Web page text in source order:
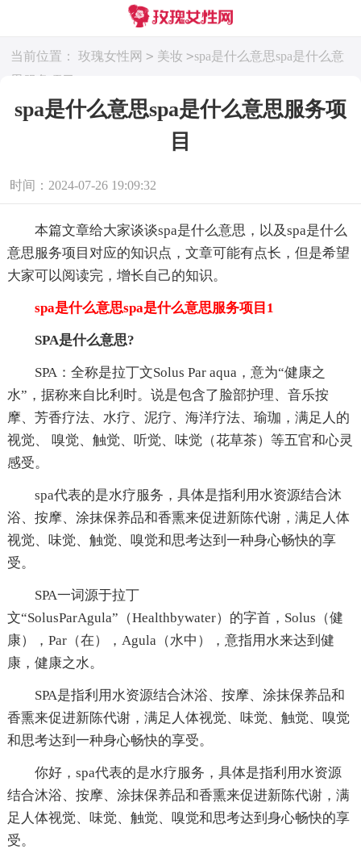
当前位置： 玫瑰女性网 > 美妆 >spa是什么意思spa是什么意
思服务项目
spa是什么意思spa是什么意思服务项
目
时间：2024-07-26 19:09:32
本篇文章给大家谈谈spa是什么意思，以及spa是什么
意思服务项目对应的知识点，文章可能有点长，但是希望
大家可以阅读完，增长自己的知识。
spa是什么意思spa是什么意思服务项目1
SPA是什么意思?
SPA：全称是拉丁文Solus Par aqua，意为“健康之
水”，据称来自比利时。说是包含了脸部护理、音乐按
摩、芳香疗法、水疗、泥疗、海洋疗法、瑜珈，满足人的
视觉、 嗅觉、触觉、听觉、味觉（花草茶）等五官和心灵
感受。
spa代表的是水疗服务，具体是指利用水资源结合沐
浴、按摩、涂抹保养品和香熏来促进新陈代谢，满足人体
视觉、味觉、触觉、嗅觉和思考达到一种身心畅快的享
受。
SPA一词源于拉丁
文“SolusParAgula”（Healthbywater）的字首，Solus（健
康），Par（在），Agula（水中），意指用水来达到健
康，健康之水。
SPA是指利用水资源结合沐浴、按摩、涂抹保养品和
香熏来促进新陈代谢，满足人体视觉、味觉、触觉、嗅觉
和思考达到一种身心畅快的享受。
你好，spa代表的是水疗服务，具体是指利用水资源
结合沐浴、按摩、涂抹保养品和香熏来促进新陈代谢，满
足人体视觉、味觉、触觉、嗅觉和思考达到身心畅快的享
受。